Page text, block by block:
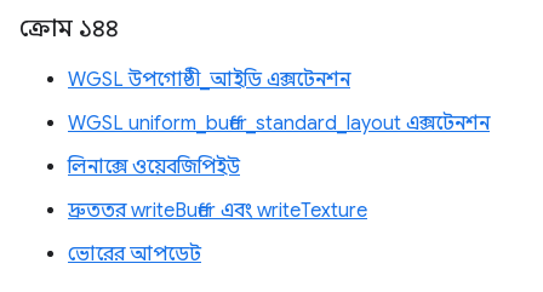
ক্রোম ১৪৪
WGSL উপগোষ্ঠী_আইডি এক্সটেনশন
WGSL uniform_buffer_standard_layout এক্সটেনশন
লিনাক্সে ওয়েবজিপিইউ
দ্রুততর writeBuffer এবং writeTexture
ভোরের আপডেট